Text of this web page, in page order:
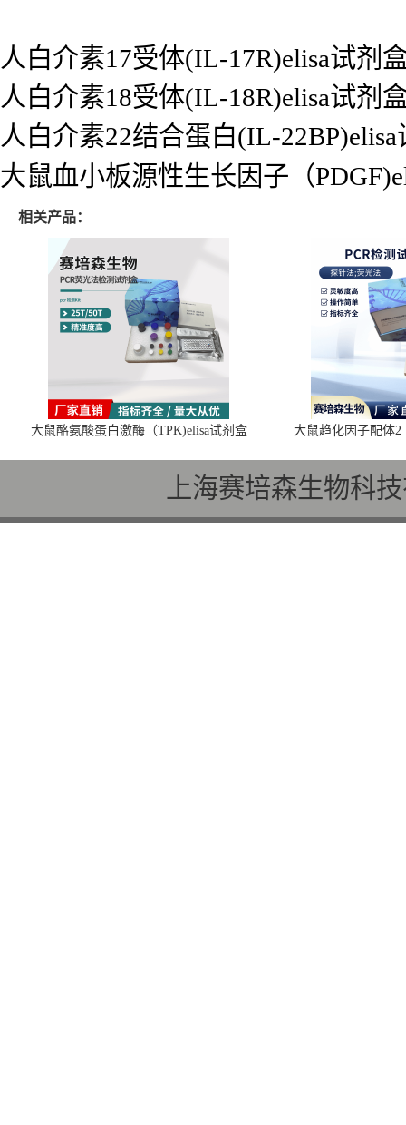
人白介素17受体(IL-17R)elisa试剂
人白介素18受体(IL-18R)elisa试剂
人白介素22结合蛋白(IL-22BP)elisa
大鼠血小板源性生长因子（
相关产品：
大鼠酪氨酸蛋白激酶（TPK)elisa试剂盒 大鼠趋化因子配体2
上海赛培森生物科